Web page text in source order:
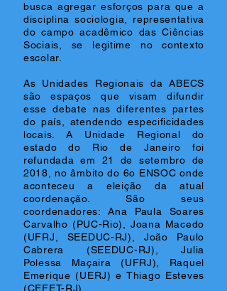
busca agregar esforços para que a
disciplina sociologia, representativa
do campo acadêmico das Ciências
Sociais, se legitime no contexto
escolar.
As Unidades Regionais da ABECS
são espaços que visam difundir
esse debate nas diferentes partes
do país, atendendo especificidades
locais. A Unidade Regional do
estado do Rio de Janeiro foi
refundada em 21 de setembro de
2018, no âmbito do 6o ENSOC onde
aconteceu a eleição da atual
coordenação. São seus
coordenadores: Ana Paula Soares
Carvalho (PUC-Rio), Joana Macedo
(UFRJ, SEEDUC-RJ), João Paulo
Cabrera (SEEDUC-RJ), Julia
Polessa Maçaira (UFRJ), Raquel
Emerique (UERJ) e Thiago Esteves
(CEFET-RJ).